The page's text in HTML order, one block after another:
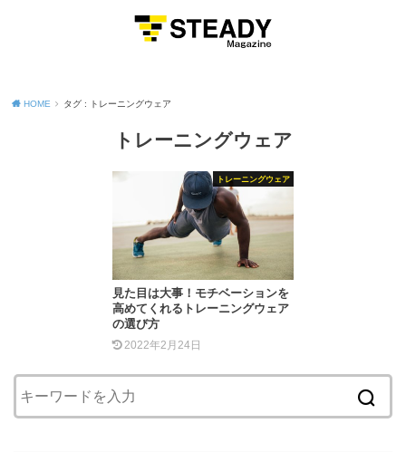
HOME タグ : トレーニングウェア
トレーニングウェア
トレーニングウェア
見た目は大事！モチベーションを
高めてくれるトレーニングウェア
の選び方
2022年2月24日